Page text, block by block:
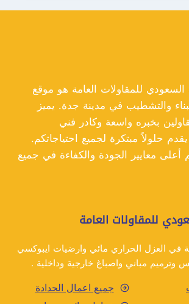
بجدةالسعودي للمقاولات العامة هو موقع
والتشطيب في مدينة جدة. يميز
بخبره واسعة وكادر فني
حلولاً مبتكرة لجميع احتياجاتكم.
أعلى معايير الجودة والكفاءة في جميع
للمقاولات العامة
في العزل الحراري مائي وارضيات ايبوكسي
وترميم مباني واصباغ خارجية وداخلية .
جميع اعمال الحدادة